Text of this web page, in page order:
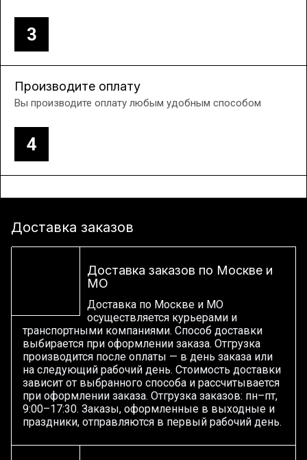
3
4
Производите оплату
Вы производите оплату любым удобным способом
Доставка заказов
Доставка заказов по Москве и
МО
Доставка по Москве и МО
осуществляется курьерами и
транспортными компаниями. Способ доставки
выбирается при оформлении заказа. Отгрузка
производится после оплаты — в день заказа или
на следующий рабочий день. Стоимость доставки
зависит от выбранного способа и рассчитывается
при оформлении заказа. Отгрузка заказов: пн–пт,
9:00–17:30. Заказы, оформленные в выходные и
праздники, отправляются в первый рабочий день.